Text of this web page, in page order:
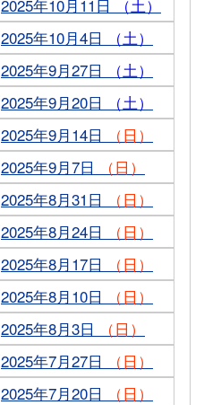
2025年10月11日
（土）
2025年10月4日
（土）
2025年9月27日
（土）
2025年9月20日
（土）
2025年9月14日
（日）
2025年9月7日
（日）
2025年8月31日
（日）
2025年8月24日
（日）
2025年8月17日
（日）
2025年8月10日
（日）
2025年8月3日
（日）
2025年7月27日
（日）
2025年7月20日
（日）